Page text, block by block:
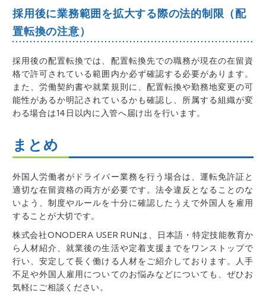
採用後に業務範囲を拡大する際の法的制限（配
置転換の注意）
採用後の配置転換では、配置転換先での職務が現在の在留資
格で許可されている範囲内か必ず確認する必要があります。
また、労働契約書や就業規則に、配置転換や勤務地変更の可
能性があるか明記されているかも確認し、所属する組織が変
わる場合は14日以内に入管へ届け出を行います。
まとめ
外国人労働者がドライバー業務を行う場合は、運転免許証と
適切な在留資格の両方が必要です。法令違反となることのな
いよう、制度やルールを十分に確認したうえで外国人を雇用
することが大切です。
株式会社ONODERA USER RUNは、日本語・特定技能教育か
ら人材紹介、就業後の生活や定着支援までをワンストップで
行い、安定して長く働ける人 材をご紹介しております。人手
不足や外国人雇用についてのお悩みなどについても、ぜひお
気軽にご相談ください。